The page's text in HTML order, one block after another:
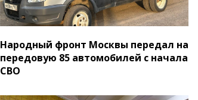
Народный фронт Москвы передал на
передовую 85 автомобилей с начала
СВО